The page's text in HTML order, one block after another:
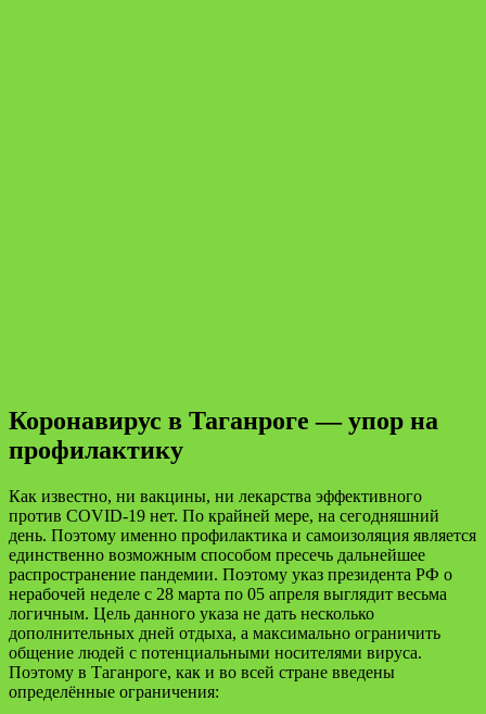
Коронавирус в Таганроге — упор на
профилактику
Как известно, ни вакцины, ни лекарства эффективного
против COVID-19 нет. По крайней мере, на сегодняшний
день. Поэтому именно профилактика и самоизоляция является
единственно возможным способом пресечь дальнейшее
распространение пандемии. Поэтому указ президента РФ о
нерабочей неделе с 28 марта по 05 апреля выглядит весьма
логичным. Цель данного указа не дать несколько
дополнительных дней отдыха, а максимально ограничить
общение людей с потенциальными носителями вируса.
Поэтому в Таганроге, как и во всей стране введены
определённые ограничения: